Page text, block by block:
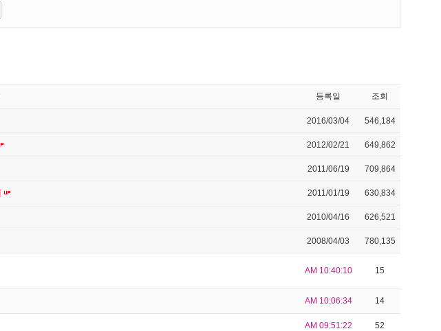
등록일 조회
2016/03/04 546,184
2012/02/21 649,862
2011/06/19 709,864
2011/01/19 630,834
2010/04/16 626,521
2008/04/03 780,135
AM 10:40:10 15
AM 10:06:34 14
AM 09:51:22 52